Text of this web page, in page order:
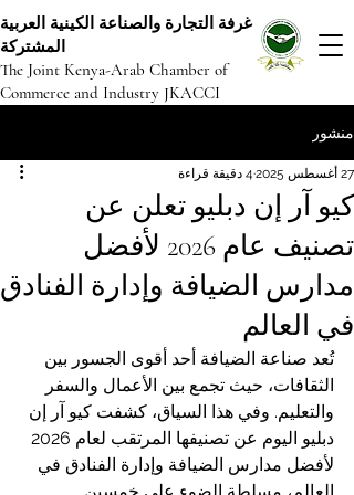
غرفة التجارة والصناعة الكينية العربية
المشتركة
The Joint Kenya-Arab Chamber of
Commerce and Industry JKACCI
منشور
كيو آر إن دبليو تعلن عن
تصنيف عام 2026 لأفضل
مدارس الضيافة وإدارة الفنادق
في العالم
27 أغسطس 2025 4 دقيقة قراءة
تُعد صناعة الضيافة أحد أقوى الجسور بين
الثقافات، حيث تجمع بين الأعمال والسفر
والتعليم. وفي هذا السياق، كشفت كيو آر إن
لأفضل مدارس الضيافة وإدارة الفنادق في